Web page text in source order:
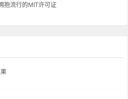
抱流行的MIT许可证